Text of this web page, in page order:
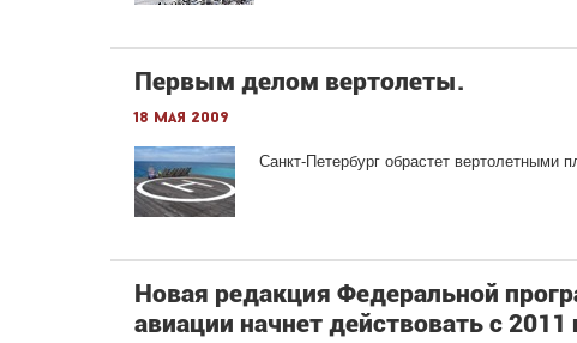
Первым делом вертолеты.
18 мая 2009
Санкт-Петербург обрастет вертолетными
Новая редакция Федеральной
авиации начнет действовать с 2011